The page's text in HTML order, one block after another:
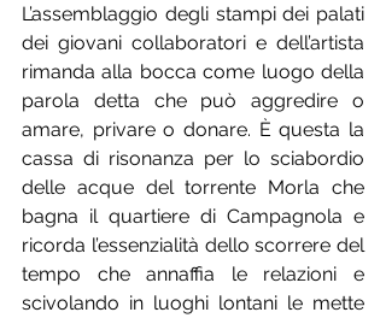
L’assemblaggio degli stampi dei palati
dei giovani collaboratori e dell’artista
rimanda alla bocca come luogo della
parola detta che può aggredire o
amare, privare o donare. È questa la
cassa di risonanza per lo sciabordio
delle acque del torrente Morla che
bagna il quartiere di Campagnola e
ricorda l’essenzialità dello scorrere del
tempo che annaffia le relazioni e
scivolando in luoghi lontani le mette